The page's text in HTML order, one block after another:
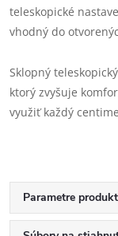
teleskopické
vhodný do
Sklopný
ktorý zvyšuje
využiť každý
Parametre